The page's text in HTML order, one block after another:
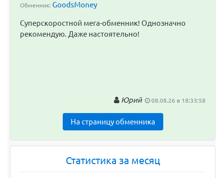
Обменник: GoodsMoney
Суперскоростной мега-обменник! Однозначно
рекомендую. Даже настоятельно!
Юрий 08.08.26 в 18:33:58
На страницу обменника
Статистика за месяц